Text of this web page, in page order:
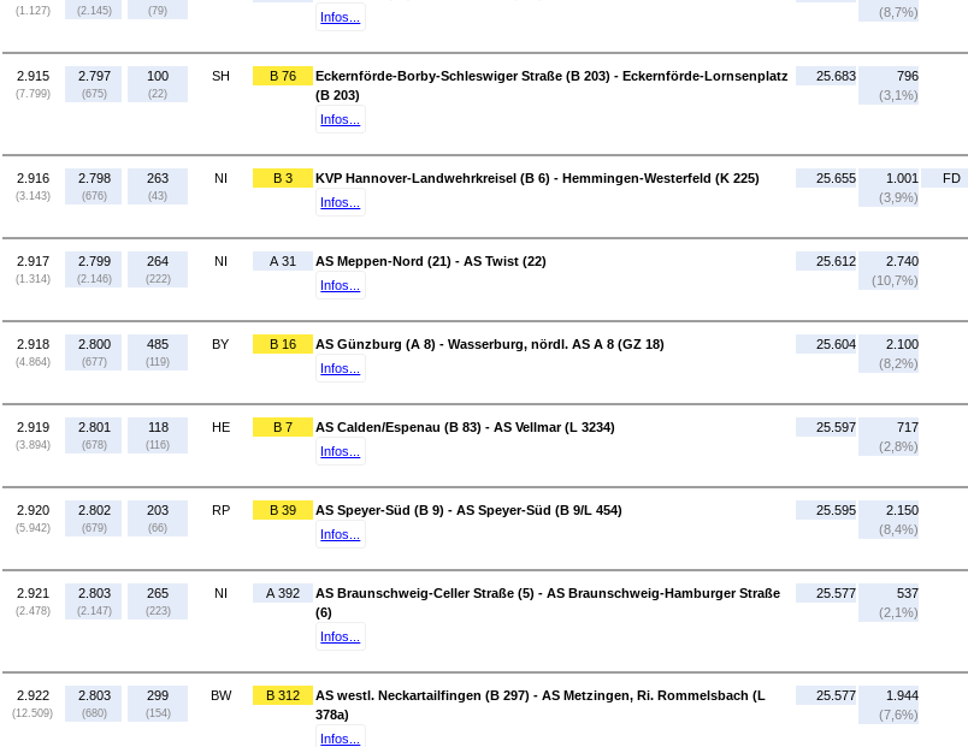
(1.127) (2.145) (79)
Infos...
(8,7%)
2.915
(7.799)
2.797
(675)
100
(22)
SH B 76
Eckernförde-Borby-Schleswiger Straße (B 203) - Eckernförde-Lornsenplatz
(B 203)
Infos...
25.683
796
(3,1%)
2.916
(3.143)
2.798
(676)
263
(43)
NI B 3
KVP Hannover-Landwehrkreisel (B 6) - Hemmingen-Westerfeld (K 225)
Infos...
25.655
1.001
(3,9%)
FD
2.917
(1.314)
2.799
(2.146)
264
(222)
NI A 31
AS Meppen-Nord (21) - AS Twist (22)
Infos...
25.612
2.740
(10,7%)
2.918
(4.864)
2.800
(677)
485
(119)
BY B 16
AS Günzburg (A 8) - Wasserburg, nördl. AS A 8 (GZ 18)
Infos...
25.604
2.100
(8,2%)
2.919
(3.894)
2.801
(678)
118
(116)
HE B 7
AS Calden/Espenau (B 83) - AS Vellmar (L 3234)
Infos...
25.597
717
(2,8%)
2.920
(5.942)
2.802
(679)
203
(66)
RP B 39
AS Speyer-Süd (B 9) - AS Speyer-Süd (B 9/L 454)
Infos...
25.595
2.150
(8,4%)
2.921
(2.478)
2.803
(2.147)
265
(223)
NI A 392
AS Braunschweig-Celler Straße (5) - AS Braunschweig-Hamburger Straße
(6)
Infos...
25.577
537
(2,1%)
2.922
(12.509)
2.803
(680)
299
(154)
BW B 312
AS westl. Neckartailfingen (B 297) - AS Metzingen, Ri. Rommelsbach (L
378a)
Infos...
25.577
1.944
(7,6%)